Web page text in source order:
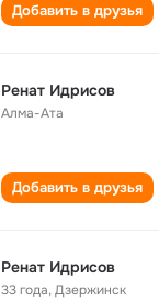
Добавить в друзья
Ренат Идрисов
Алма-Ата
Добавить в друзья
Ренат Идрисов
33 года,Дзержинск